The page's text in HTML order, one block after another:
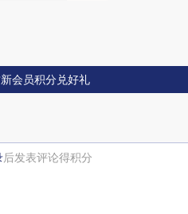
会员积分兑好礼
后发表评论得积分